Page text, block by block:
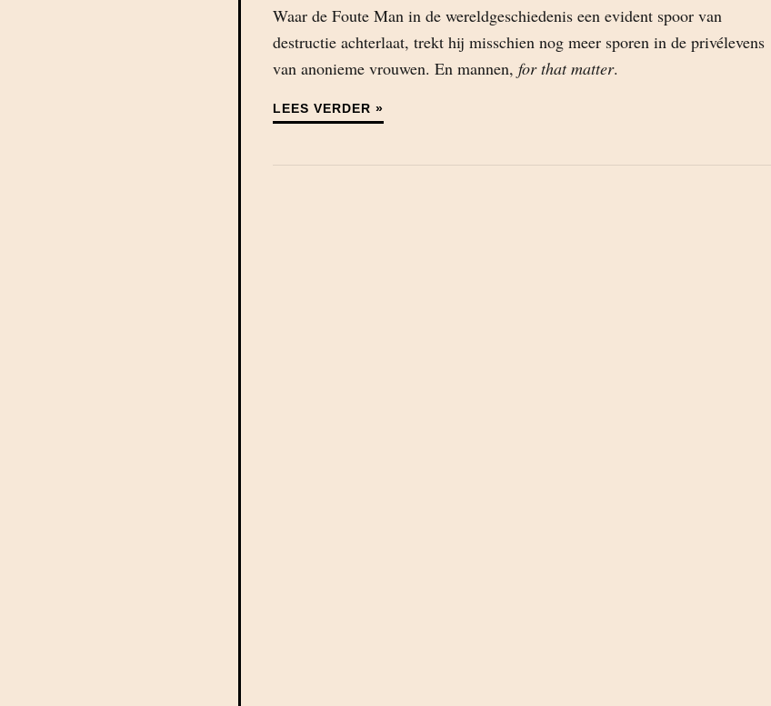
Waar de Foute Man in de wereldgeschiedenis een evident spoor van
destructie achterlaat, trekt hij misschien nog meer sporen in de privélevens
van anonieme vrouwen. En mannen, for that matter.
LEES VERDER »